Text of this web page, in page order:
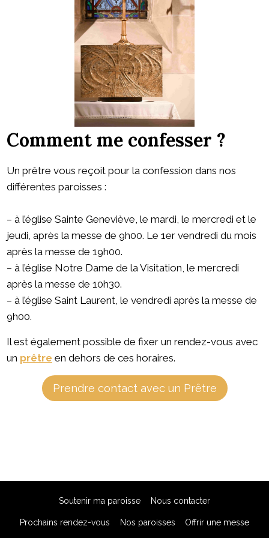
Comment me confesser ?
Un prêtre vous reçoit pour la confession dans nos
différentes paroisses :
– à l’église Sainte Geneviève, le mardi, le mercredi et le
jeudi, après la messe de 9h00. Le 1er vendredi du mois
après la messe de 19h00.
– à l’église Notre Dame de la Visitation, le mercredi
après la messe de 10h30.
– à l’église Saint Laurent, le vendredi après la messe de
9h00.
Il est également possible de fixer un rendez-vous avec
un prêtre en dehors de ces horaires.
Prendre contact avec un Prêtre
Soutenir ma paroisse Nous contacter
Prochains rendez-vous Nos paroisses Offrir une messe